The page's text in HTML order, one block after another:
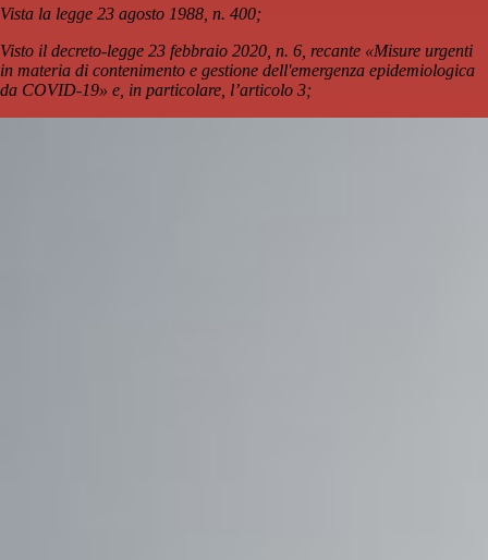
Vista la legge 23 agosto 1988, n. 400;
Visto il decreto-legge 23 febbraio 2020, n. 6, recante «Misure urgenti
in materia di contenimento e gestione dell'emergenza epidemiologica
da COVID-19» e, in particolare, l’articolo 3;